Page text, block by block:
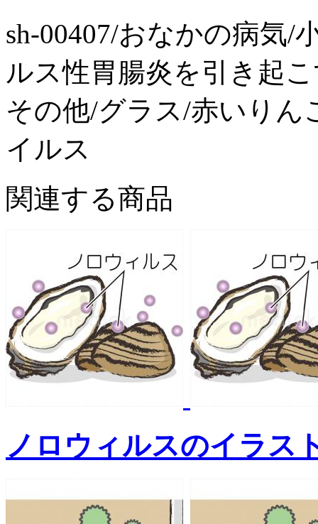
sh-00407/おなかの病気/
ルス性胃腸炎を引き起
その他/グラス/赤いりん
イルス
関連する商品
ノロウィルスのイラス